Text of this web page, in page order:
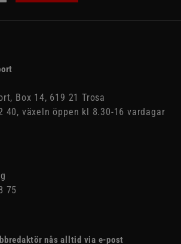
Box 14, 619 21 Trosa
40, växeln öppen kl 8.30-16 vardagar
75
nås alltid via e-post